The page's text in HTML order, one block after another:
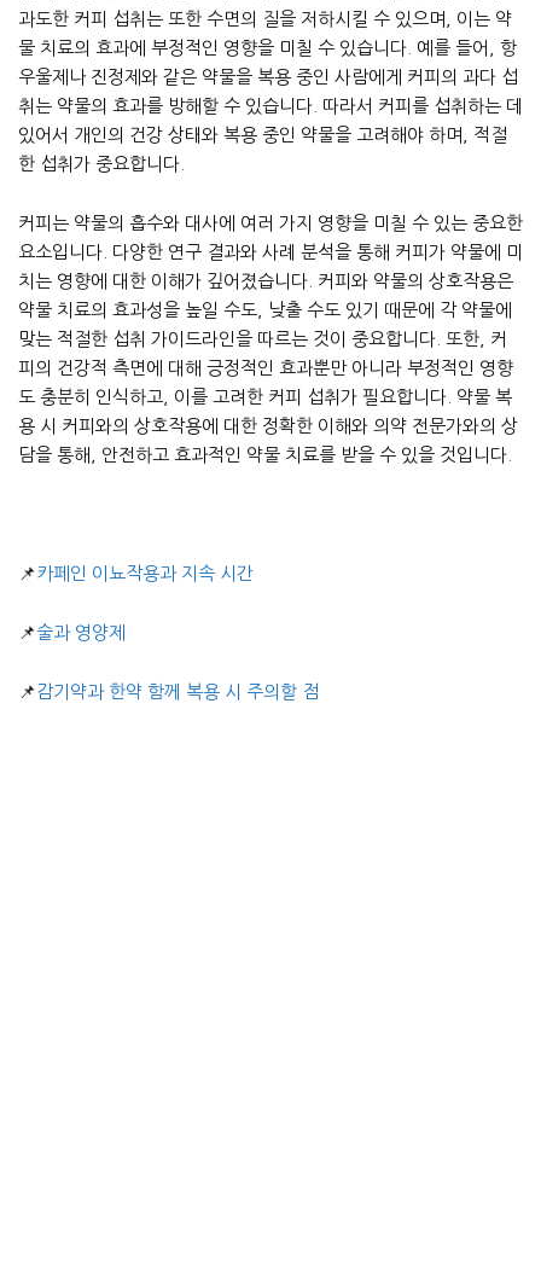
과도한 커피 섭취는 또한 수면의 질을 저하시킬 수 있으며, 이는 약
물 치료의 효과에 부정적인 영향을 미칠 수 있습니다. 예를 들어, 항
우울제나 진정제와 같은 약물을 복용 중인 사람에게 커피의 과다 섭
취는 약물의 효과를 방해할 수 있습니다. 따라서 커피를 섭취하는 데
있어서 개인의 건강 상태와 복용 중인 약물을 고려해야 하며, 적절
한 섭취가 중요합니다.
커피는 약물의 흡수와 대사에 여러 가지 영향을 미칠 수 있는 중요한
요소입니다. 다양한 연구 결과와 사례 분석을 통해 커피가 약물에 미
치는 영향에 대한 이해가 깊어졌습니다. 커피와 약물의 상호작용은
약물 치료의 효과성을 높일 수도, 낮출 수도 있기 때문에 각 약물에
맞는 적절한 섭취 가이드라인을 따르는 것이 중요합니다. 또한, 커
피의 건강적 측면에 대해 긍정적인 효과뿐만 아니라 부정적인 영향
도 충분히 인식하고, 이를 고려한 커피 섭취가 필요합니다. 약물 복
용 시 커피와의 상호작용에 대한 정확한 이해와 의약 전문가와의 상
담을 통해, 안전하고 효과적인 약물 치료를 받을 수 있을 것입니다.
📌 카페인 이뇨작용과 지속 시간
📌술과 영양제
📌 감기약과 한약 함께 복용 시 주의할 점